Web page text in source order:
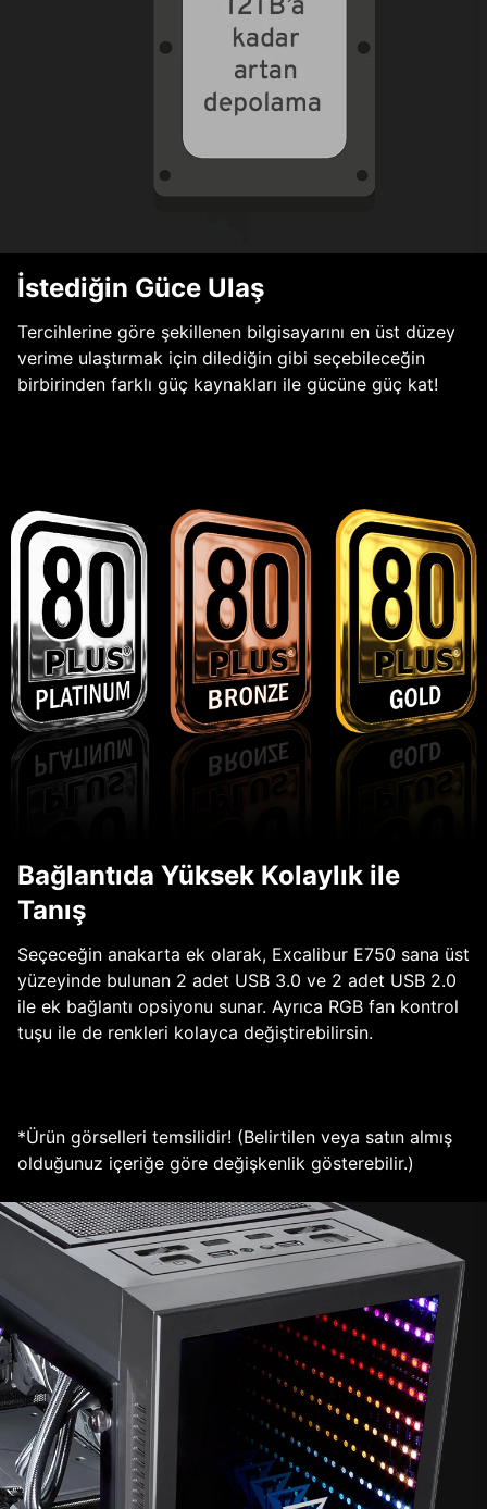
İstediğin Güce Ulaş
Tercihlerine göre şekillenen bilgisayarını en üst düzey
verime ulaştırmak için dilediğin gibi seçebileceğin
birbirinden farklı güç kaynakları ile gücüne güç kat!
Bağlantıda Yüksek Kolaylık ile
Tanış
Seçeceğin anakarta ek olarak, Excalibur E750 sana üst
yüzeyinde bulunan 2 adet USB 3.0 ve 2 adet USB 2.0
ile ek bağlantı opsiyonu sunar. Ayrıca RGB fan kontrol
tuşu ile de renkleri kolayca değiştirebilirsin.
*Ürün görselleri temsilidir! (Belirtilen veya satın almış
olduğunuz içeriğe göre değişkenlik gösterebilir.)